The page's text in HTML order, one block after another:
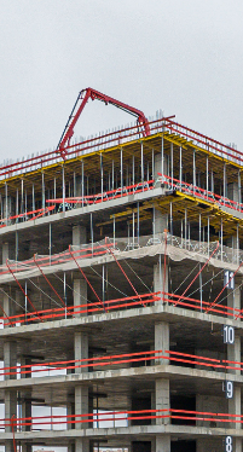
Проекты
Жилая недвижимость
Коммерческая недвижимость